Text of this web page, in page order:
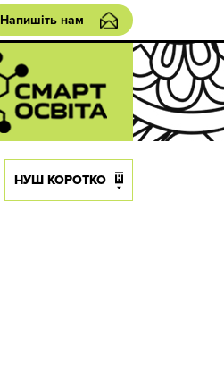
Напишіть нам
НУШ КОРОТКО